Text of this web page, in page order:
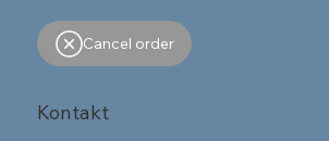
Cancel order
Kontakt